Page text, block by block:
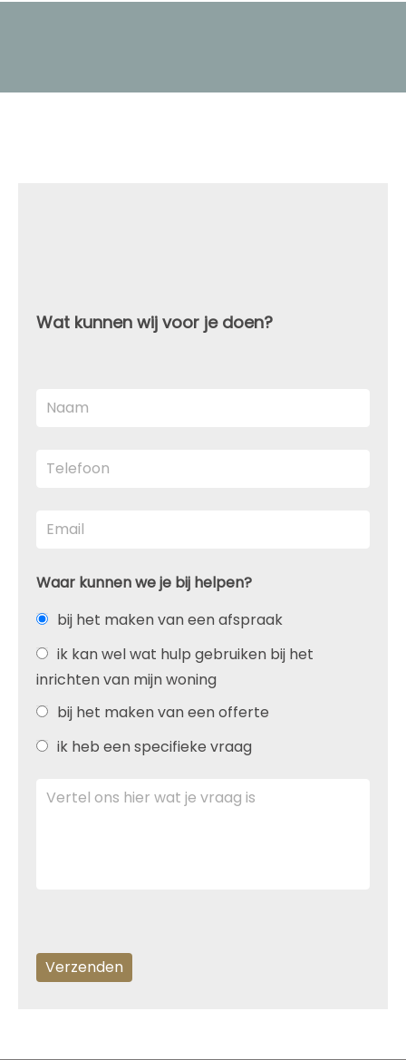
Wat kunnen wij voor je doen?
Waar kunnen we je bij helpen?
bij het maken van een afspraak
ik kan wel wat hulp gebruiken bij het
inrichten van mijn woning
bij het maken van een offerte
ik heb een specifieke vraag